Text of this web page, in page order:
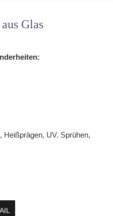
Glas
Heißprägen, UV. Sprühen,